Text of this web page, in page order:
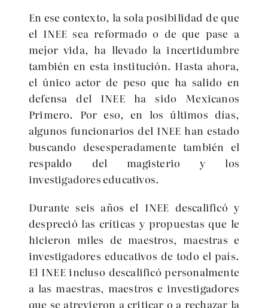
En ese contexto, la sola posibilidad de que
el INEE sea reformado o de que pase a
mejor vida, ha llevado la incertidumbre
también en esta institución. Hasta ahora,
el único actor de peso que ha salido en
defensa del INEE ha sido Mexicanos
Primero. Por eso, en los últimos días,
algunos funcionarios del INEE han estado
buscando desesperadamente también el
respaldo del magisterio y los
investigadores educativos.
Durante seis años el INEE descalificó y
despreció las críticas y propuestas que le
hicieron miles de maestros, maestras e
investigadores educativos de todo el país.
El INEE incluso descalificó personalmente
a las maestras, maestros e investigadores
que se atrevieron a criticar o a rechazar la